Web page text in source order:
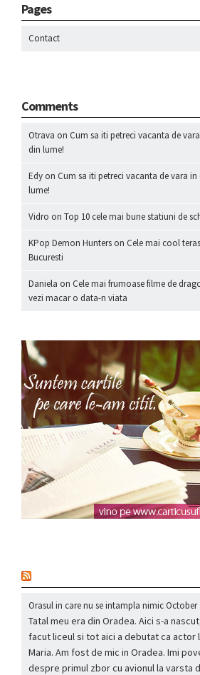
Pages
Contact
Comments
Otrava on Cum sa iti petreci vacanta de
din lume!
Edy on Cum sa iti petreci vacanta de vara
lume!
Vidro on Top 10 cele mai bune statiuni de
KPop Demon Hunters on Cele mai cool
Bucuresti
Daniela on Cele mai frumoase filme de
vezi macar o data-n viata
Orasul in care nu se intampla nimicOctober
Tatal meu era din Oradea. Aici s-a
facut liceul si tot aici a debutat ca actor
Maria. Am fost de mic in Oradea. Imi
despre primul zbor cu avionul la varsta